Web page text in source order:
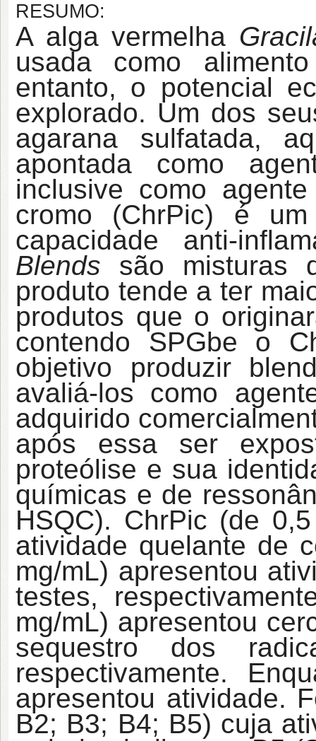
RESUMO:
A alga vermelha
usada como
entanto, o potencial
explorado. Um dos
agarana sulfatada,
apontada como
inclusive como
cromo (ChrPic) é um
capacidade anti-
Blends são misturas
produto tende a ter
produtos que o
contendo SPGbe o
objetivo produzir
avaliá-los como
adquirido
após essa ser
proteólise e sua
químicas e de
HSQC). ChrPic (de
atividade quelante de
mg/mL) apresentou
testes,
mg/mL) apresentou
sequestro dos
respectivamente.
apresentou atividade.
B2; B3; B4; B5) cuja